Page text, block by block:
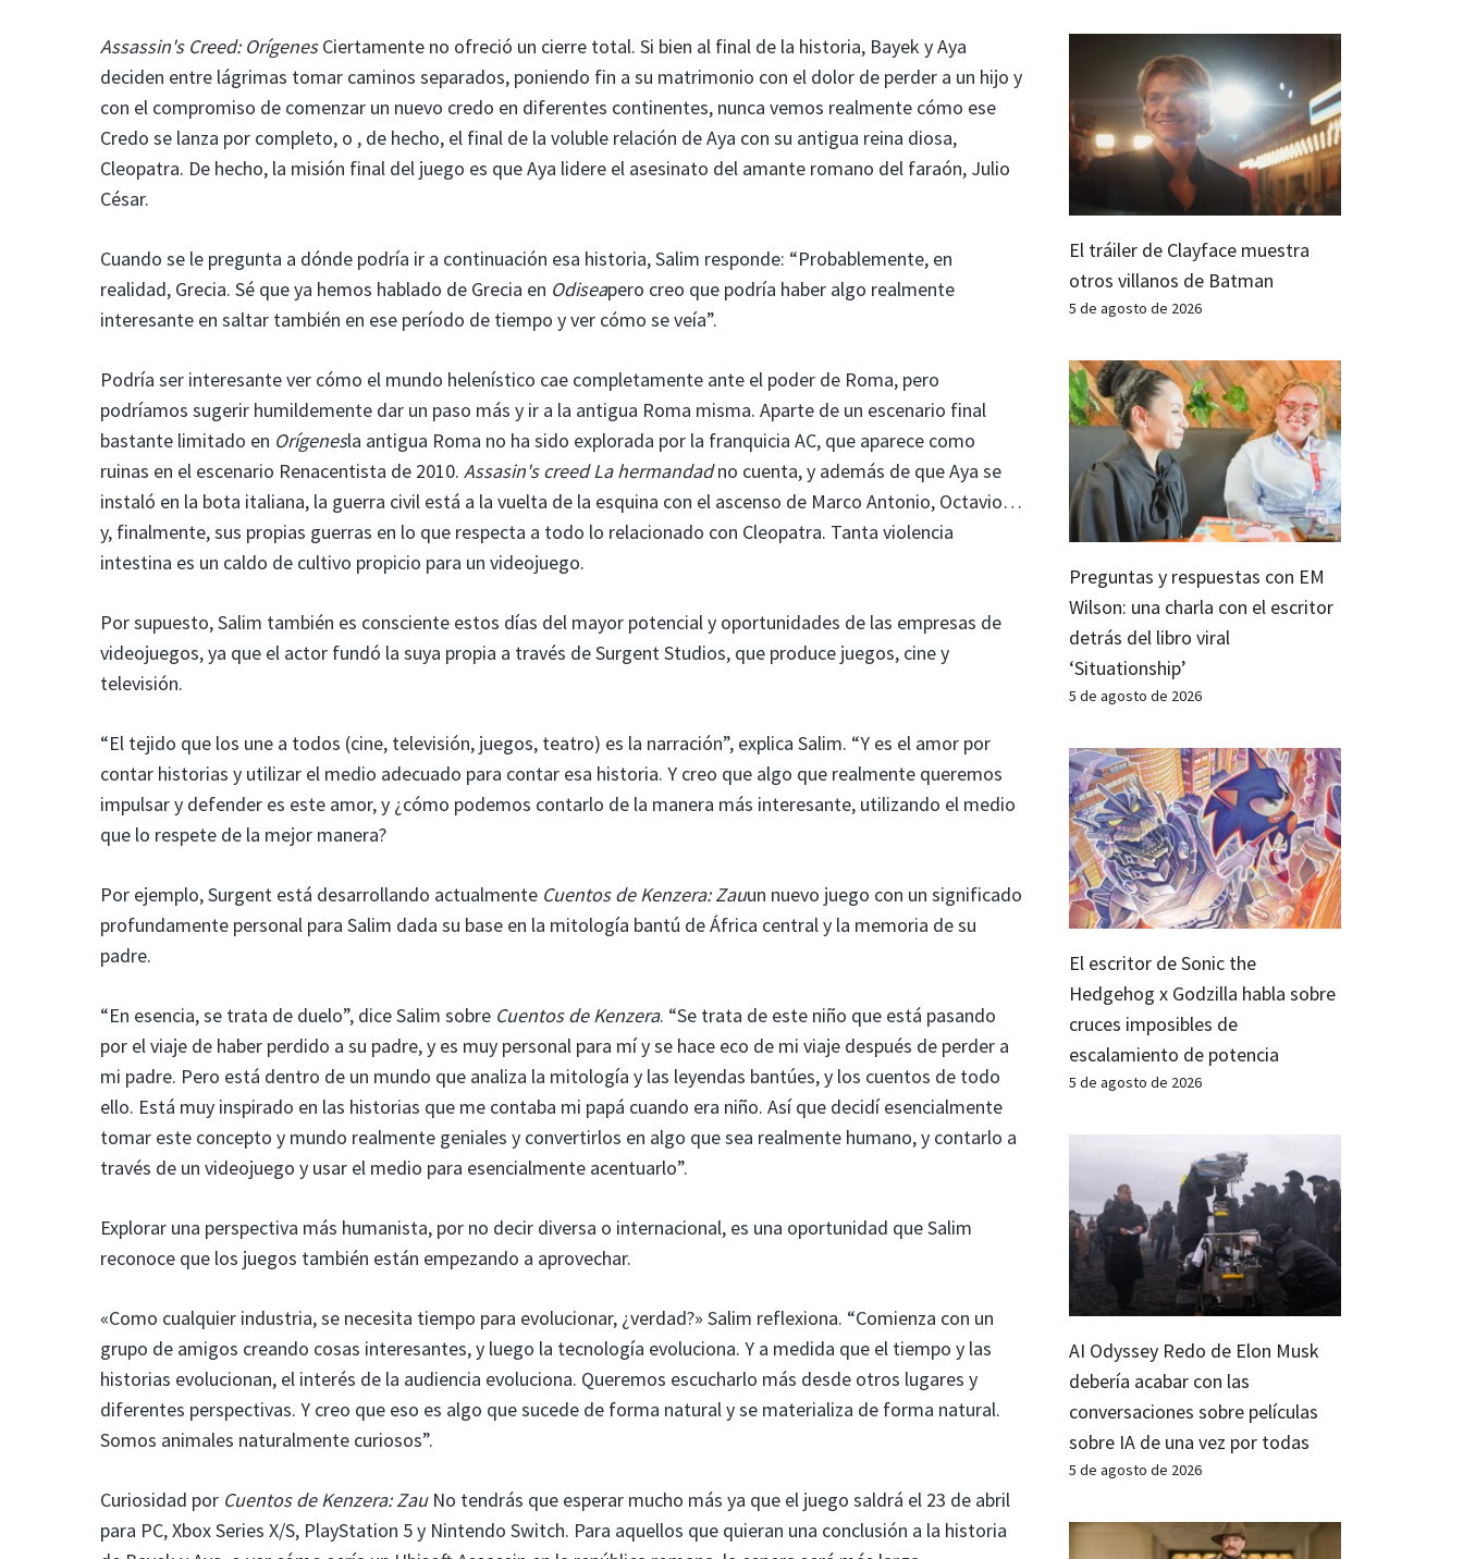
Assassin's Creed: OrígenesCiertamente no ofreció un cierre total. Si bien al final de la historia, Bayek y Aya
deciden entre lágrimas tomar caminos separados, poniendo fin a su matrimonio con el dolor de perder a un hijo y
con el compromiso de comenzar un nuevo credo en diferentes continentes, nunca vemos realmente cómo ese
Credo se lanza por completo, o , de hecho, el final de la voluble relación de Aya con su antigua reina diosa,
Cleopatra. De hecho, la misión final del juego es que Aya lidere el asesinato del amante romano del faraón, Julio
César.
Cuando se le pregunta a dónde podría ir a continuación esa historia, Salim responde: “Probablemente, en
realidad, Grecia. Sé que ya hemos hablado de Grecia en Odiseapero creo que podría haber algo realmente
interesante en saltar también en ese período de tiempo y ver cómo se veía”.
Podría ser interesante ver cómo el mundo helenístico cae completamente ante el poder de Roma, pero
podríamos sugerir humildemente dar un paso más y ir a la antigua Roma misma. Aparte de un escenario final
bastante limitado en Orígenesla antigua Roma no ha sido explorada por la franquicia AC, que aparece como
ruinas en el escenario Renacentista de 2010. Assasin's creed La hermandadno cuenta, y además de que Aya se
instaló en la bota italiana, la guerra civil está a la vuelta de la esquina con el ascenso de Marco Antonio, Octavio…
y, finalmente, sus propias guerras en lo que respecta a todo lo relacionado con Cleopatra. Tanta violencia
intestina es un caldo de cultivo propicio para un videojuego.
Por supuesto, Salim también es consciente estos días del mayor potencial y oportunidades de las empresas de
videojuegos, ya que el actor fundó la suya propia a través de Surgent Studios, que produce juegos, cine y
televisión.
“El tejido que los une a todos (cine, televisión, juegos, teatro) es la narración”, explica Salim. “Y es el amor por
contar historias y utilizar el medio adecuado para contar esa historia. Y creo que algo que realmente queremos
impulsar y defender es este amor, y ¿cómo podemos contarlo de la manera más interesante, utilizando el medio
que lo respete de la mejor manera?
Por ejemplo, Surgent está desarrollando actualmente Cuentos de Kenzera: Zauun nuevo juego con un significado
profundamente personal para Salim dada su base en la mitología bantú de África central y la memoria de su
padre.
“En esencia, se trata de duelo”, dice Salim sobre Cuentos de Kenzera. “Se trata de este niño que está pasando
por el viaje de haber perdido a su padre, y es muy personal para mí y se hace eco de mi viaje después de perder a
mi padre. Pero está dentro de un mundo que analiza la mitología y las leyendas bantúes, y los cuentos de todo
ello. Está muy inspirado en las historias que me contaba mi papá cuando era niño. Así que decidí esencialmente
tomar este concepto y mundo realmente geniales y convertirlos en algo que sea realmente humano, y contarlo a
través de un videojuego y usar el medio para esencialmente acentuarlo”.
Explorar una perspectiva más humanista, por no decir diversa o internacional, es una oportunidad que Salim
reconoce que los juegos también están empezando a aprovechar.
«Como cualquier industria, se necesita tiempo para evolucionar, ¿verdad?» Salim reflexiona. “Comienza con un
grupo de amigos creando cosas interesantes, y luego la tecnología evoluciona. Y a medida que el tiempo y las
historias evolucionan, el interés de la audiencia evoluciona. Queremos escucharlo más desde otros lugares y
diferentes perspectivas. Y creo que eso es algo que sucede de forma natural y se materializa de forma natural.
Somos animales naturalmente curiosos”.
Curiosidad por Cuentos de Kenzera: ZauNo tendrás que esperar mucho más ya que el juego saldrá el 23 de abril
para PC, Xbox Series X/S, PlayStation 5 y Nintendo Switch. Para aquellos que quieran una conclusión a la historia
El tráiler de Clayface muestra
otros villanos de Batman
5 de agosto de 2026
Preguntas y respuestas con EM
Wilson: una charla con el escritor
detrás del libro viral
‘Situationship’
5 de agosto de 2026
El escritor de Sonic the
Hedgehog x Godzilla habla sobre
cruces imposibles de
escalamiento de potencia
5 de agosto de 2026
AI Odyssey Redo de Elon Musk
debería acabar con las
conversaciones sobre películas
sobre IA de una vez por todas
5 de agosto de 2026